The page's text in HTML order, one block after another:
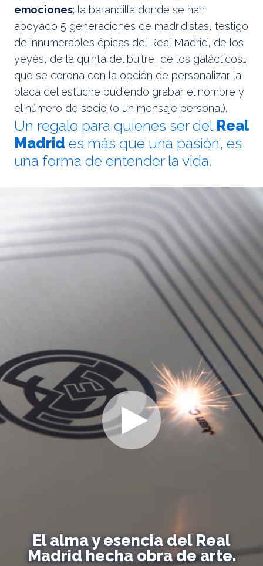
emociones; la barandilla donde se han
apoyado 5 generaciones de madridistas, testigo
de innumerables épicas del Real Madrid, de los
yeyés, de la quinta del buitre, de los galácticos…
que se corona con la opción de personalizar la
placa del estuche pudiendo grabar el nombre y
el número de socio (o un mensaje personal).
Un regalo para quienes ser del Real
Madrid es más que una pasión, es
una forma de entender la vida.
El alma y esencia del Real
Madrid hecha obra de arte.